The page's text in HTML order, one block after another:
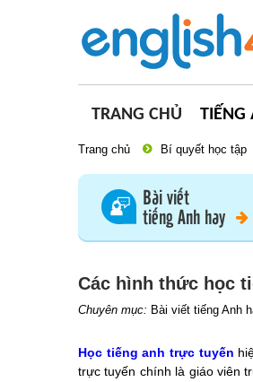
TRANG CHỦ TIẾNG
Trang chủ Bí quyết học tập
Bài viết
tiếng Anh hay
Các hình thức học
Chuyên mục: Bài viết tiếng Anh
Học tiếng anh trực tuyến
trực tuyến chính là giáo viên